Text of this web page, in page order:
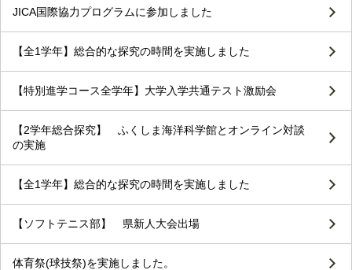
JICA国際協力プログラムに参加しました
【全1学年】総合的な探究の時間を実施しました
【特別進学コース全学年】大学入学共通テスト激励会
【2学年総合探究】 ふくしま海洋科学館とオンライン対談
の実施
【全1学年】総合的な探究の時間を実施しました
【ソフトテニス部】 県新人大会出場
体育祭(球技祭)を実施しました。